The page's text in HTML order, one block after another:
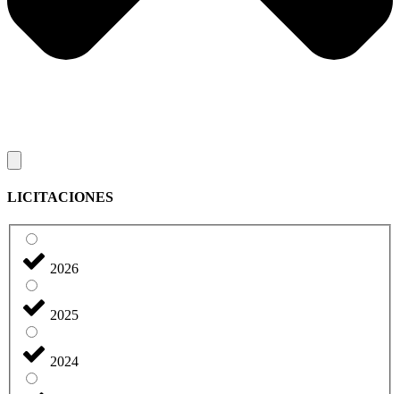
LICITACIONES
2026
2025
2024